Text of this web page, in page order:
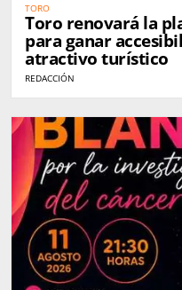
TORO
Toro renovará la
para ganar
atractivo turístico
REDACCIÓN